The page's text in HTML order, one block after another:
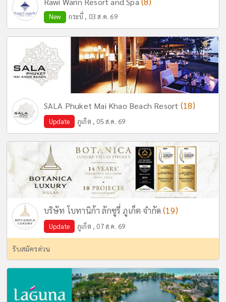
New กระบี่ , 03 ส.ค. 69
SALA Phuket Mai Khao Beach Resort (18)
Update ภูเก็ต , 05 ส.ค. 69
บริษัท โบทานิก้า ลักซูรี่ ภูเก็ต จำกัด(19)
Update ภูเก็ต , 07 ส.ค. 69
รับสมัครด่วน